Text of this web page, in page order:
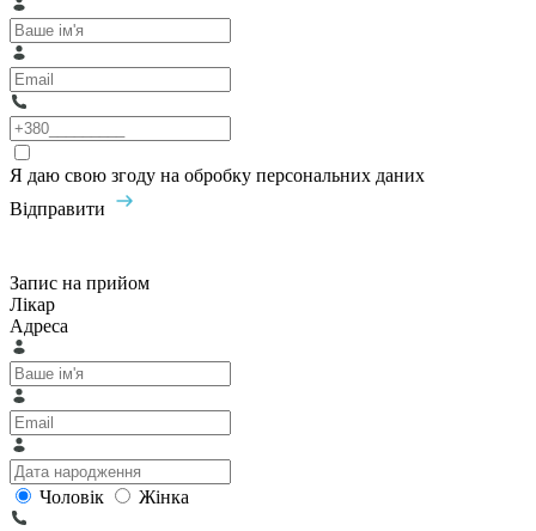
Я даю свою згоду на обробку персональних даних
Відправити
Запис на прийом
Лікар
Адреса
Чоловік Жінка